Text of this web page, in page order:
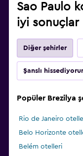
Sao Paulo
iyi sonuçlar
Diğer şehirler
Şanslı
Popüler Brezilya
Rio de Janeiro
Belo Horizonte
Belém otelleri